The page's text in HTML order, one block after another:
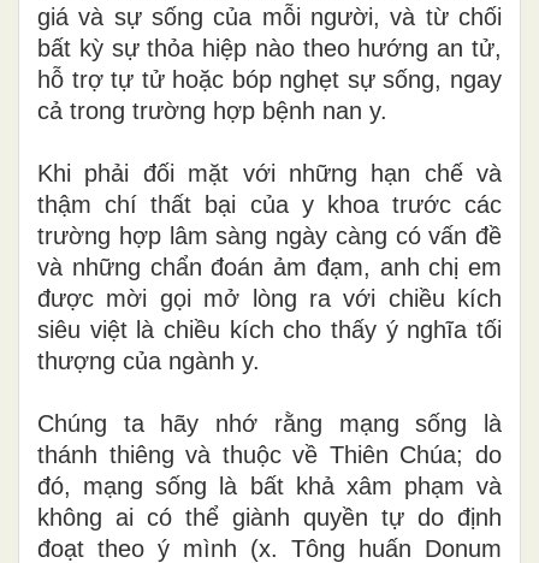
giá và sự sống của mỗi người, và từ chối
bất kỳ sự thỏa hiệp nào theo hướng an tử,
hỗ trợ tự tử hoặc bóp nghẹt sự sống, ngay
cả trong trường hợp bệnh nan y.
Khi phải đối mặt với những hạn chế và
thậm chí thất bại của y khoa trước các
trường hợp lâm sàng ngày càng có vấn đề
và những chẩn đoán ảm đạm, anh chị em
được mời gọi mở lòng ra với chiều kích
siêu việt là chiều kích cho thấy ý nghĩa tối
thượng của ngành y.
Chúng ta hãy nhớ rằng mạng sống là
thánh thiêng và thuộc về Thiên Chúa; do
đó, mạng sống là bất khả xâm phạm và
không ai có thể giành quyền tự do định
đoạt theo ý mình (x. Tông huấn Donum